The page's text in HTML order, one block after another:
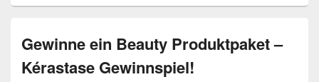
Gewinne ein Beauty Produktpaket –
Kérastase Gewinnspiel!